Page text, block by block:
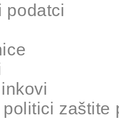
podatci
politici zaštite